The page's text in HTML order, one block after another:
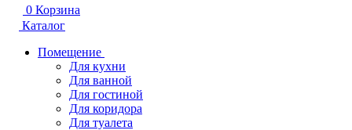
0 Корзина
Каталог
Помещение
Для кухни
Для ванной
Для гостиной
Для коридора
Для туалета